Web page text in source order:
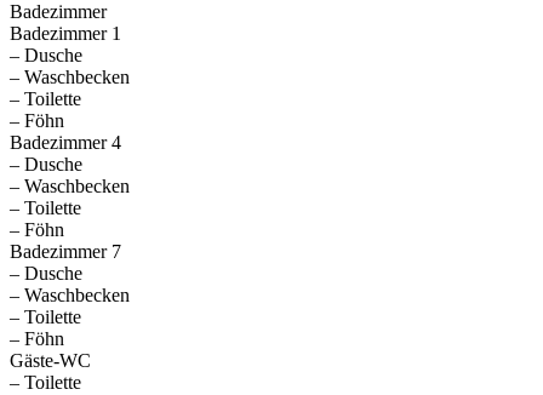
Badezimmer
Badezimmer 1
– Dusche
– Waschbecken
– Toilette
– Föhn
Badezimmer 4
– Dusche
– Waschbecken
– Toilette
– Föhn
Badezimmer 7
– Dusche
– Waschbecken
– Toilette
– Föhn
Gäste-WC
– Toilette